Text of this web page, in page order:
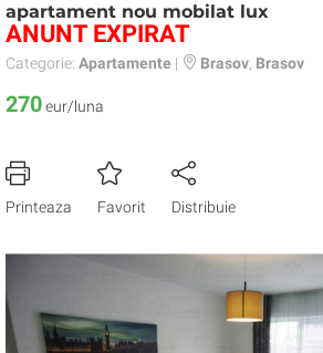
apartament nou mobilat lux
ANUNT EXPIRAT
Categorie: Apartamente | Brasov Brasov
270eur/luna
Printeaza Favorit Distribuie